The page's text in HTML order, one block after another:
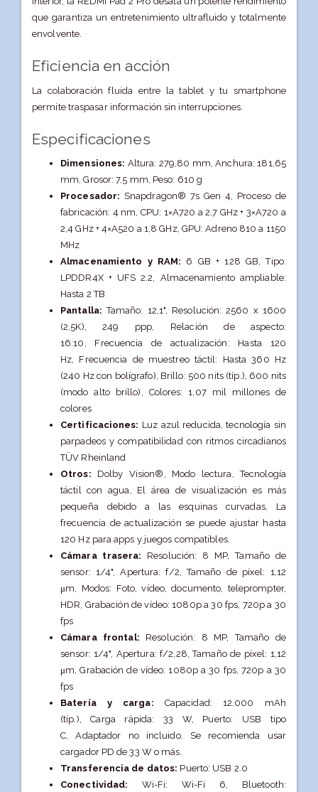
que garantiza un entretenimiento ultrafluido y totalmente
envolvente.
Eficiencia en acción
La colaboración fluida entre la tablet y tu smartphone
permite traspasar información sin interrupciones.
Especificaciones
Dimensiones: Altura: 279,80 mm,Anchura: 181,65
mm,Grosor: 7,5 mm, Peso: 610 g
Procesador: Snapdragon® 7s Gen 4, Proceso de
fabricación: 4 nm, CPU: 1×A720 a 2,7 GHz + 3×A720 a
2,4 GHz + 4×A520 a 1,8 GHz, GPU: Adreno 810 a 1150
MHz
Almacenamiento y RAM: 6 GB + 128 GB,Tipo:
LPDDR4X + UFS 2.2, Almacenamiento ampliable:
Hasta 2 TB
Pantalla: Tamaño: 12,1", Resolución: 2560 x 1600
(2,5K), 249 ppp, Relación de aspecto:
16:10, Frecuencia de actualización: Hasta 120
Hz, Frecuencia de muestreo táctil: Hasta 360 Hz
(240 Hz con bolígrafo), Brillo: 500 nits (típ.), 600 nits
(modo alto brillo), Colores: 1,07 mil millones de
colores
Certificaciones: Luz azul reducida, tecnología sin
parpadeos y compatibilidad con ritmos circadianos
TÜV Rheinland
Otros: Dolby Vision®, Modo lectura, Tecnología
táctil con agua, El área de visualización es más
pequeña debido a las esquinas curvadas, La
frecuencia de actualización se puede ajustar hasta
120 Hz para apps y juegos compatibles.
Cámara trasera: Resolución: 8 MP,Tamaño de
sensor: 1/4",Apertura: f/2,Tamaño de píxel: 1,12
μm, Modos: Foto, vídeo, documento, teleprompter,
HDR, Grabación de vídeo: 1080p a 30 fps, 720p a 30
fps
Cámara frontal: Resolución: 8 MP,Tamaño de
sensor: 1/4", Apertura: f/2,28,Tamaño de píxel: 1,12
μm,Grabación de vídeo: 1080p a 30 fps, 720p a 30
fps
Batería y carga: Capacidad: 12.000 mAh
(típ.),Carga rápida: 33 W, Puerto: USB tipo
C,Adaptador no incluido. Se recomienda usar
cargador PD de 33 W o más.
Transferencia de datos: Puerto: USB 2.0
Conectividad:
Wi-Fi: Wi-Fi 6, Bluetooth: